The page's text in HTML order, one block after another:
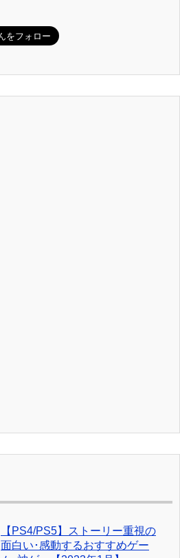
【PS4/PS5】ストーリー重視の
面白い･感動するおすすめゲー